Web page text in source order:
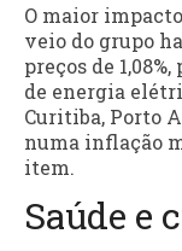
O maior
veio do grupo
preços de
de energia
Curitiba, Porto
numa inflação
item.
Saúde e